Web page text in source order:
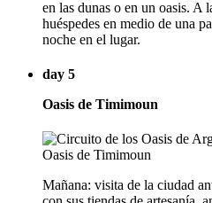
en las dunas o en un oasis. A
huéspedes en medio de una
noche en el lugar.
day 5
Oasis de Timimoun
Mañana: visita de la ciudad